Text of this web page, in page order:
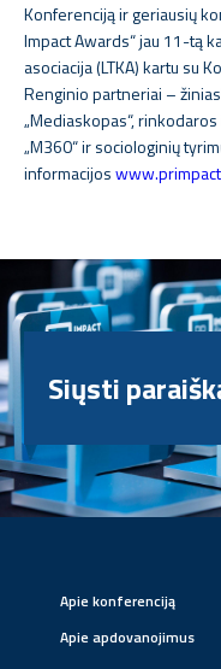
Konferenciją ir geriausių
Impact Awards“ jau 11-tą
asociacija (LTKA) kartu su
Renginio partneriai –
„Mediaskopas“,
„M360“ ir sociologinių
informacijos
Siųsti
Apie konferenciją
Apie apdovanojimus